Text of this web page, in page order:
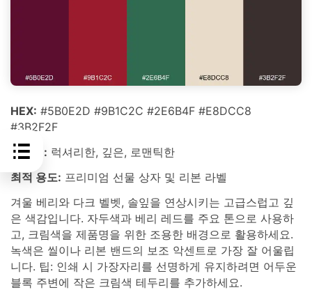
HEX: #5B0E2D #9B1C2C #2E6B4F #E8DCC8
#3B2F2F
분위기: 럭셔리한, 깊은, 로맨틱한
최적 용도: 프리미엄 선물 상자 및 리본 라벨
겨울 베리와 다크 벨벳, 솔잎을 연상시키는 고급스럽고 깊
은 색감입니다. 자두색과 베리 레드를 주요 톤으로 사용하
고, 크림색을 제품명을 위한 조용한 배경으로 활용하세요.
녹색은 씰이나 리본 밴드의 보조 악센트로 가장 잘 어울립
니다. 팁: 인쇄 시 가장자리를 선명하게 유지하려면 어두운
블록 주변에 작은 크림색 테두리를 추가하세요.